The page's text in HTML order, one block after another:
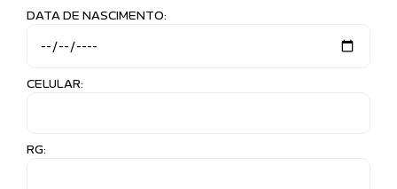
DATA DE NASCIMENTO:
CELULAR:
RG: